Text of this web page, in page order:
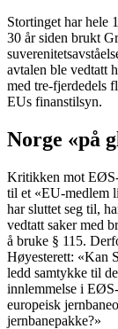
Stortinget har hele
30 år siden brukt
avtalen ble vedtatt
med tre-fjerdedels
EUs finanstilsyn.
Norge «på
Kritikken mot EØS-
til et «EU-medlem
har sluttet seg til,
vedtatt saker med
å bruke § 115.
Høyesterett: «Kan
ledd samtykke til
innlemmelse i
europeisk
jernbanepakke?»